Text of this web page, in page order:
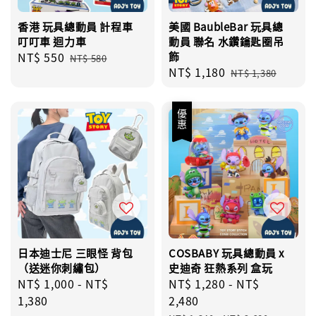
香港 玩具總動員 計程車
叮叮車 迴力車
Sale
NT$ 550 Regular
NT$ 580
美國 BaubleBar 玩具總
動員 聯名 水鑽鑰匙圈吊
飾
Sale
NT$ 1,180 Regular
NT$ 1,380
日本迪士尼 三眼怪 背包
（送迷你刺繡包）
Regular
price
NT$ 1,000 - NT$
1,380
優惠
COSBABY 玩具總動員 x
史迪奇 狂熱系列 盒玩
Sale
price
NT$ 1,280 - NT$
2,480